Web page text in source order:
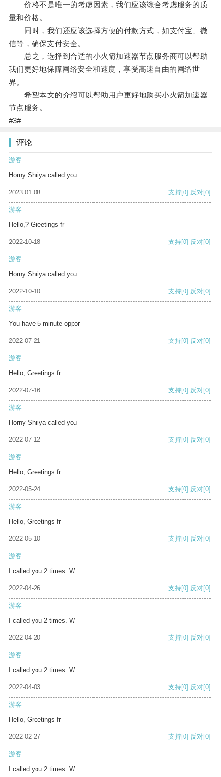
价格不是唯一的考虑因素，我们应该综合考虑服务的质
量和价格。
同时，我们还应该选择方便的付款方式，如支付宝、微
信等，确保支付安全。
总之，选择到合适的小火箭加速器节点服务商可以帮助
我们更好地保障网络安全和速度，享受高速自由的网络世
界。
希望本文的介绍可以帮助用户更好地购买小火箭加速器
节点服务。
#3#
评论
游客
Horny Shriya called you
2023-01-08 支持[0] 反对[0]
游客
Hello,? Greetings fr
2022-10-18 支持[0] 反对[0]
游客
Horny Shriya called you
2022-10-10 支持[0] 反对[0]
游客
You have 5 minute oppor
2022-07-21 支持[0] 反对[0]
游客
Hello, Greetings fr
2022-07-16 支持[0] 反对[0]
游客
Horny Shriya called you
2022-07-12 支持[0] 反对[0]
游客
Hello, Greetings fr
2022-05-24 支持[0] 反对[0]
游客
Hello, Greetings fr
2022-05-10 支持[0] 反对[0]
游客
I called you 2 times. W
2022-04-26 支持[0] 反对[0]
游客
I called you 2 times. W
2022-04-20 支持[0] 反对[0]
游客
I called you 2 times. W
2022-04-03 支持[0] 反对[0]
游客
Hello, Greetings fr
2022-02-27 支持[0] 反对[0]
游客
I called you 2 times. W